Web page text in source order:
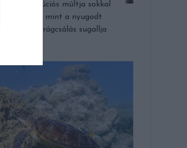
A koala evolúciós múltja sokkal
drámaibb, mint a nyugodt
eukaliptuszrágcsálás sugallja